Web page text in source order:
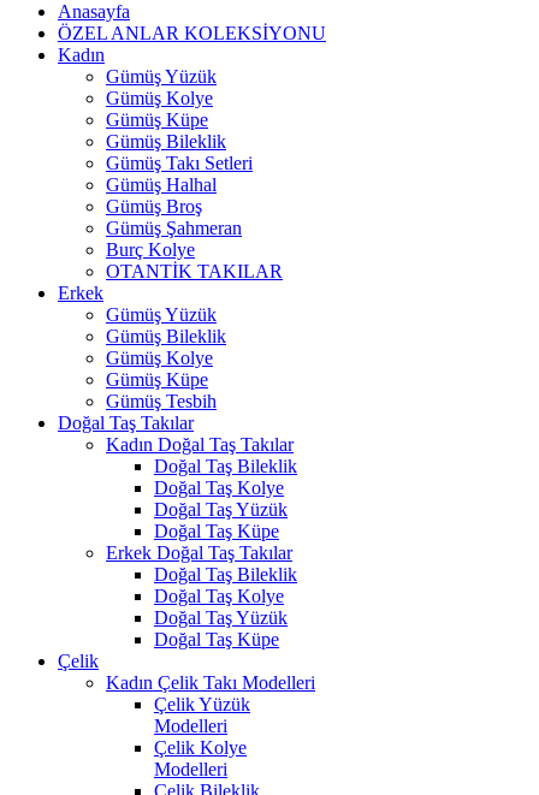
Anasayfa
ÖZEL ANLAR KOLEKSİYONU
Kadın
Gümüş Yüzük
Gümüş Kolye
Gümüş Küpe
Gümüş Bileklik
Gümüş Takı Setleri
Gümüş Halhal
Gümüş Broş
Gümüş Şahmeran
Burç Kolye
OTANTİK TAKILAR
Erkek
Gümüş Yüzük
Gümüş Bileklik
Gümüş Kolye
Gümüş Küpe
Gümüş Tesbih
Doğal Taş Takılar
Kadın Doğal Taş Takılar
Doğal Taş Bileklik
Doğal Taş Kolye
Doğal Taş Yüzük
Doğal Taş Küpe
Erkek Doğal Taş Takılar
Doğal Taş Bileklik
Doğal Taş Kolye
Doğal Taş Yüzük
Doğal Taş Küpe
Çelik
Kadın Çelik Takı Modelleri
Çelik Yüzük
Modelleri
Çelik Kolye
Modelleri
Çelik Bileklik